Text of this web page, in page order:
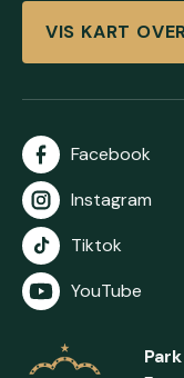
VIS KART
Facebook
Instagram
Tiktok
YouTube